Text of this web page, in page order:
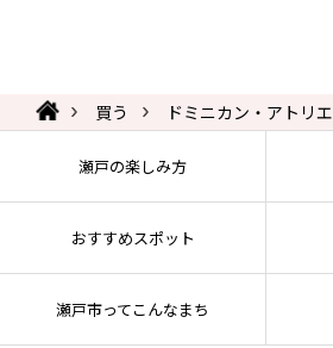
買う ドミニカン・アトリエ
瀬戸の楽しみ方
おすすめスポット
瀬戸市ってこんなまち